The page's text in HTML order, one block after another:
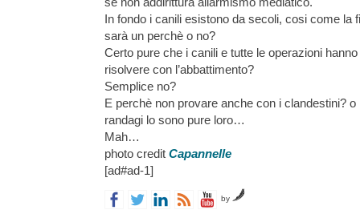
In fondo i canili esistono da secoli, cosi come la
sarà un perchè o no?
Certo pure che i canili e tutte le operazioni
risolvere con l’abbattimento?
Semplice no?
E perchè non provare anche con i clandestini?
randagi lo sono pure loro…
Mah…
photo credit Capannelle
[ad#ad-1]
by